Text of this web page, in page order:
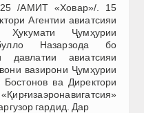
/АМИТ «Ховар»/. 15
Агентии авиатсияи
Ҳукумати Ҷумҳурии
Назарзода бо
давлатии авиатсияи
вазирони Ҷумҳурии
Бостонов ва Директори
гардид. Дар